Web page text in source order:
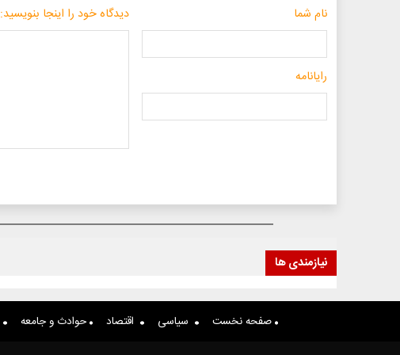
نام شما
رایانامه
دیدگاه خود را اینجا بنویسید:
نیازمندی ها
صفحه نخست سیاسی اقتصاد حوادث و جامعه